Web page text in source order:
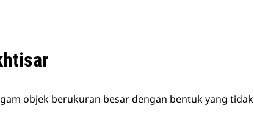
objek berukuran besar dengan bentuk yang tidak